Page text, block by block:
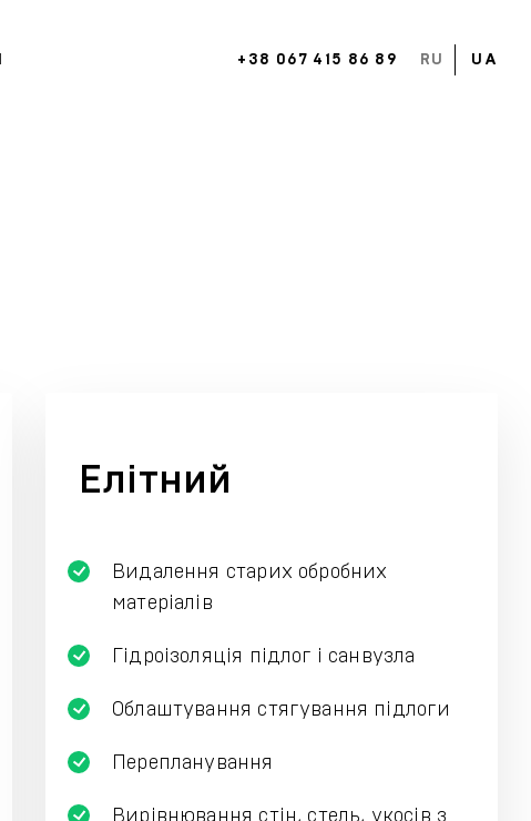
+38 067 415 86 89 RU UA
Елітний
Видалення старих обробних
матеріалів
Гідроізоляція підлог і санвузла
Облаштування стягування підлоги
Перепланування
Вирівнювання стін, стель, укосів з